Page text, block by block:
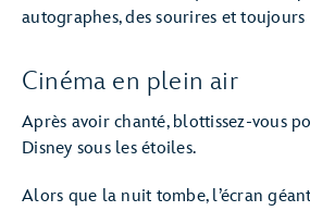
autographes, des sourires et
Cinéma en plein air
Après avoir chanté, blottissez-vous
Disney sous les étoiles.
Alors que la nuit tombe, l’écran